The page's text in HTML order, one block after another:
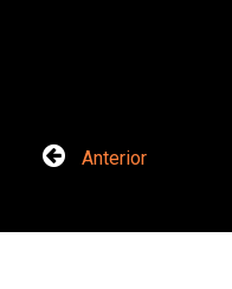
Anterior